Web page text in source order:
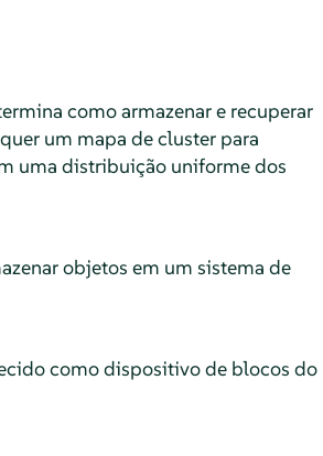
como armazenar e recuperar
um mapa de cluster para
uma distribuição uniforme dos
objetos em um sistema de
como dispositivo de blocos do